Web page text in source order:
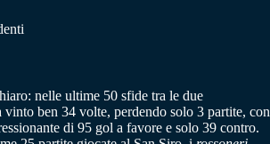
nelle ultime 50 sfide tra le due
vinto ben 34 volte, perdendo solo 3 partite, con
di 95 gol a favore e solo 39 contro.